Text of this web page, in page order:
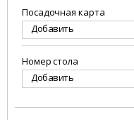
Посадочная карта
Добавить
Номер стола
Добавить